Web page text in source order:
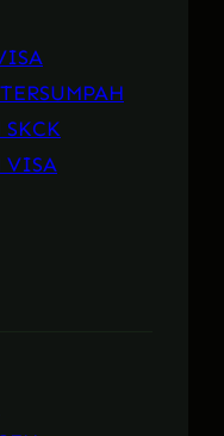
SKCK
VISA